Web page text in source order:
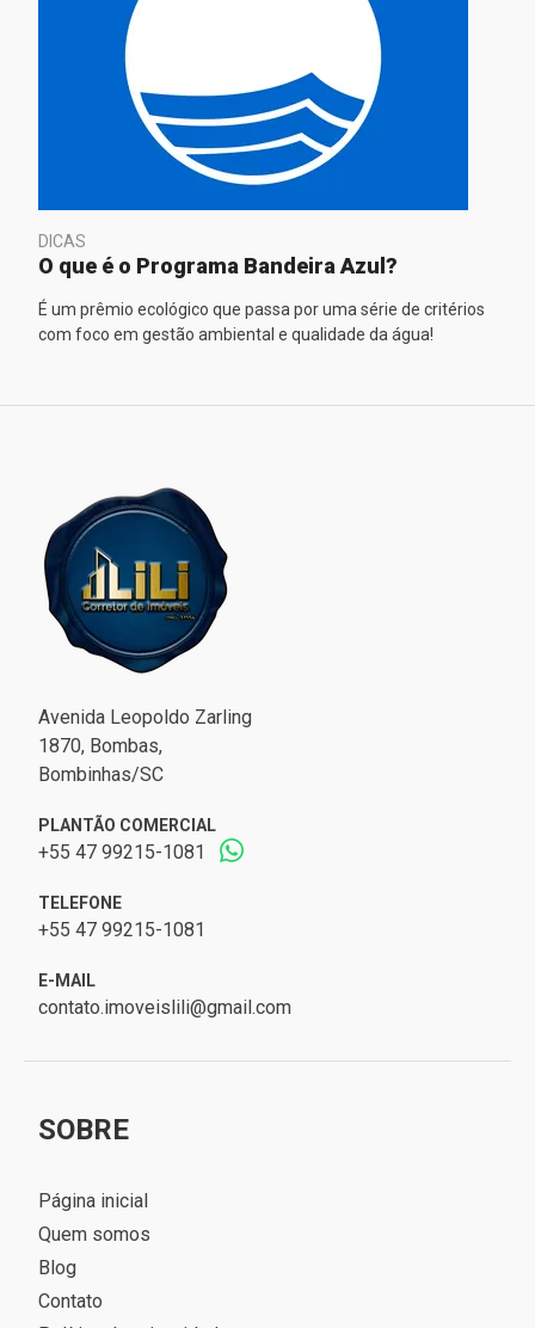
DICAS
O que é o Programa Bandeira Azul?
É um prêmio ecológico que passa por uma série de critérios
com foco em gestão ambiental e qualidade da água!
Avenida Leopoldo Zarling
1870, Bombas,
Bombinhas/SC
PLANTÃO COMERCIAL
+55 47 99215-1081
TELEFONE
+55 47 99215-1081
E-MAIL
contato.imoveislili@gmail.com
SOBRE
Página inicial
Quem somos
Blog
Contato